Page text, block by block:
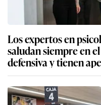
Los expertos en
saludan siempre en
defensiva y tienen